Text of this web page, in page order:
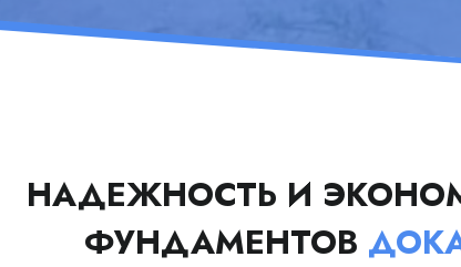
НАДЕЖНОСТЬ И
ФУНДАМЕНТОВ